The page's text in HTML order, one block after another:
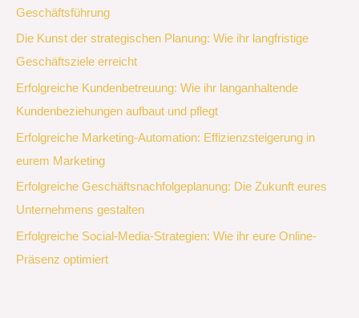
Geschäftsführung
Die Kunst der strategischen Planung: Wie ihr langfristige
Geschäftsziele erreicht
Erfolgreiche Kundenbetreuung: Wie ihr langanhaltende
Kundenbeziehungen aufbaut und pflegt
Erfolgreiche Marketing-Automation: Effizienzsteigerung in
eurem Marketing
Erfolgreiche Geschäftsnachfolgeplanung: Die Zukunft eures
Unternehmens gestalten
Erfolgreiche Social-Media-Strategien: Wie ihr eure Online-
Präsenz optimiert